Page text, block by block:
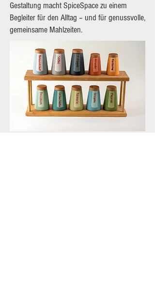
Gestaltung macht SpiceSpace zu einem
Begleiter für den Alltag – und für genussvolle,
gemeinsame Mahlzeiten.